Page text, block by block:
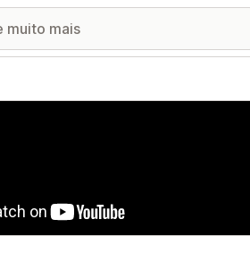
em destaque